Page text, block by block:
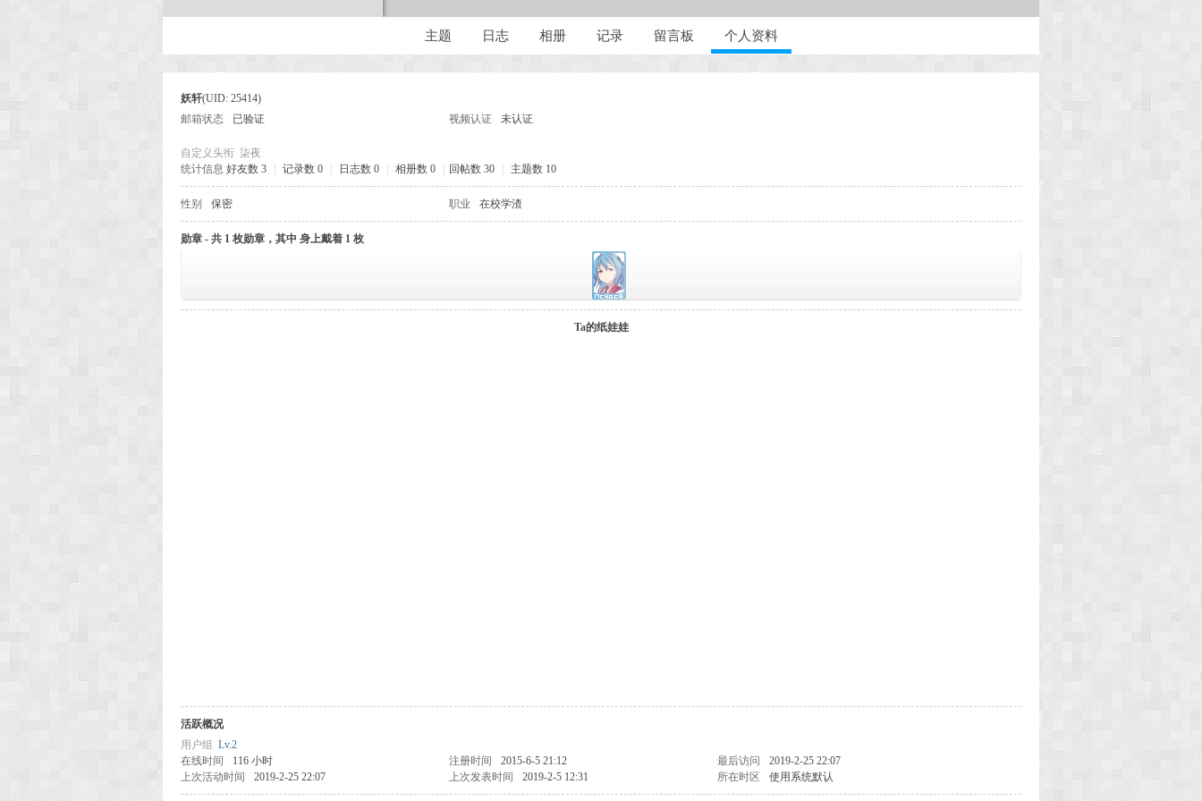
主题 日志 相册 记录 留言板 个人资料
妖轩(UID: 25414)
邮箱状态
已验证 视频认证 未认证
自定义头衔 柒夜
统计信息 好友数 3 记录数 0 日志数 0 相册数 0 回帖数 30 主题数 10
性别 保密 职业 在校学渣
勋章 - 共 1 枚勋章，其中 身上戴着 1 枚
Ta的纸娃娃
活跃概况
用户组 Lv.2
在线时间
116 小时 注册时间 2015-6-5 21:12 最后访问
2019-2-25 22:07
上次活动时间
2019-2-25 22:07 上次发表时间 2019-2-5 12:31 所在时区 使用系统默认